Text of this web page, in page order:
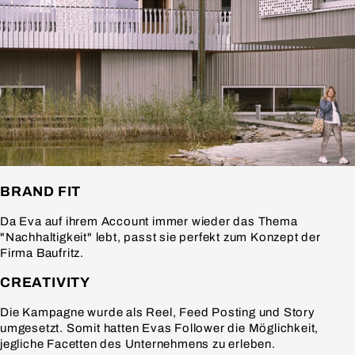
BRAND FIT
Da Eva auf ihrem Account immer wieder das Thema
"Nachhaltigkeit" lebt, passt sie perfekt zum Konzept der
Firma Baufritz.
CREATIVITY
Die Kampagne wurde als Reel, Feed Posting und Story
umgesetzt. Somit hatten Evas Follower die Möglichkeit,
jegliche Facetten des Unternehmens zu erleben.